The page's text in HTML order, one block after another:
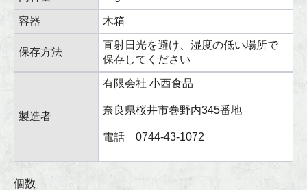
容器 木箱
保存方法
直射日光を避け、湿度の低い場所で
保存してください
製造者
有限会社 小西食品
奈良県桜井市巻野内345番地
電話 0744-43-1072
個数